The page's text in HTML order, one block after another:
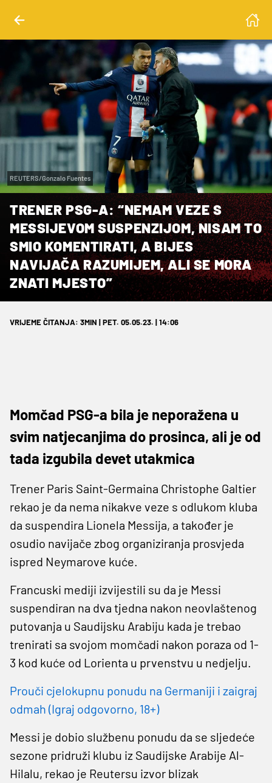
REUTERS/Gonzalo Fuentes
TRENER PSG-A: “NEMAM VEZE S
MESSIJEVOM SUSPENZIJOM, NISAM TO
SMIO KOMENTIRATI, A BIJES
NAVIJAČA RAZUMIJEM, ALI SE MORA
ZNATI MJESTO”
VRIJEME ČITANJA: 3MIN | PET. 05.05.23. | 14:06
Momčad PSG-a bila je neporažena u
svim natjecanjima do prosinca, ali je od
tada izgubila devet utakmica
Trener Paris Saint-Germaina Christophe Galtier
rekao je da nema nikakve veze s odlukom kluba
da suspendira Lionela Messija, a također je
osudio navijače zbog organiziranja prosvjeda
ispred Neymarove kuće.
Francuski mediji izvijestili su da je Messi
suspendiran na dva tjedna nakon neovlaštenog
putovanja u Saudijsku Arabiju kada je trebao
trenirati sa svojom momčadi nakon poraza od 1-
3 kod kuće od Lorienta u prvenstvu u nedjelju.
Prouči cjelokupnu ponudu na Germaniji i zaigraj
odmah (Igraj odgovorno, 18+)
Messi je dobio službenu ponudu da se sljedeće
sezone pridruži klubu iz Saudijske Arabije Al-
Hilalu, rekao je Reutersu izvor blizak